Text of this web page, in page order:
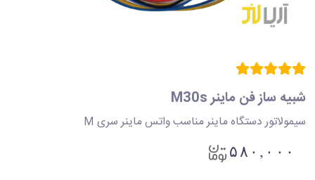
شبیه ساز فن ماینر M30s
سیمولاتور دستگاه ماینر مناسب واتس ماینر سری M
۵۸۰,۰۰۰